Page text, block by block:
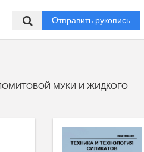
Отправить рукопись
МУКИ И ЖИДКОГО